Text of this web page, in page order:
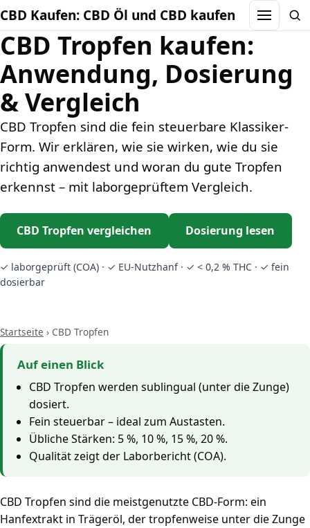
CBD Kaufen: CBD Öl und CBD kaufen Menu
CBD Tropfen kaufen:
Anwendung, Dosierung
& Vergleich
CBD Tropfen sind die fein steuerbare Klassiker-
Form. Wir erklären, wie sie wirken, wie du sie
richtig anwendest und woran du gute Tropfen
erkennst – mit laborgeprüftem Vergleich.
CBD Tropfen vergleichen Dosierung lesen
✓ laborgeprüft (COA) · ✓ EU-Nutzhanf · ✓ < 0,2 % THC · ✓ fein
dosierbar
Startseite › CBD Tropfen
Auf einen Blick
CBD Tropfen werden sublingual (unter die Zunge)
dosiert.
Fein steuerbar – ideal zum Austasten.
Übliche Stärken: 5 %, 10 %, 15 %, 20 %.
Qualität zeigt der Laborbericht (COA).
CBD Tropfen sind die meistgenutzte CBD-Form: ein
Hanfextrakt in Trägeröl, der tropfenweise unter die Zunge